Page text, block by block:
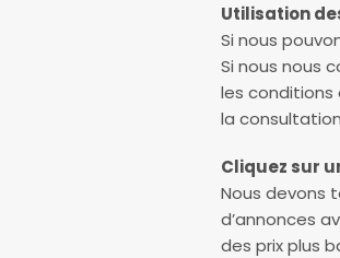
Utilisation
Si nous
Si nous nous
les conditions
la
Cliquez sur
Nous devons
d’annonces
des prix plus